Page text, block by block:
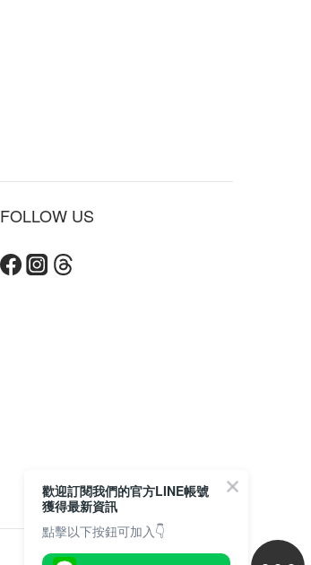
FOLLOW US
歡迎訂閱我們的官方LINE帳號
獲得最新資訊
點擊以下按鈕可加入👇